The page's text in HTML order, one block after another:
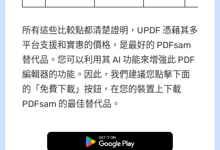
所有這些比較點都清楚證明，UPDF 憑藉其多
平台支援和實惠的價格，是最好的 PDFsam
替代品。您可以利用其 AI 功能來增強此 PDF
編輯器的功能。因此，我們建議您點擊下面
的「免費下載」按鈕，在您的裝置上下載
PDFsam 的最佳替代品。
免費下載